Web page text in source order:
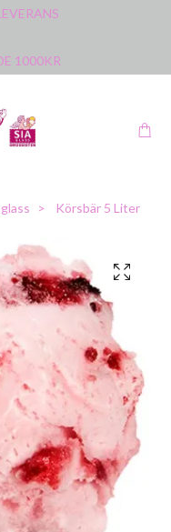
1000KR
Körsbär 5 Liter